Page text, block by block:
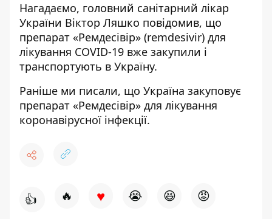
Нагадаємо, головний санітарний лікар
України Віктор Ляшко повідомив, що
препарат «Ремдесівір» (remdesivir) для
лікування COVID-19 вже закупили і
транспортують в Україну.
Раніше ми писали, що Україна закуповує
препарат «Ремдесівір» для лікування
коронавірусної інфекції.
👍 🔥 ♥ 😭 😆 😡